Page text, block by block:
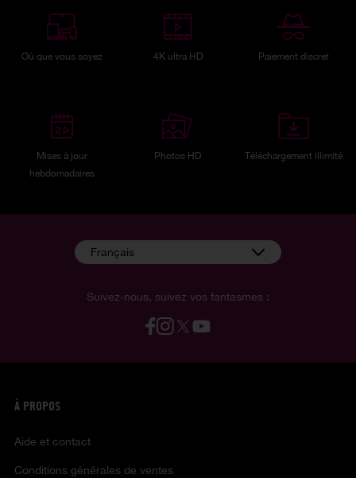
Où que vous soyez 4K ultra HD Paiement discret
Mises à jour
hebdomadaires
Photos HD Téléchargement illimité
Suivez-nous, suivez vos fantasmes :
Français
À PROPOS
Aide et contact
Conditions générales de ventes